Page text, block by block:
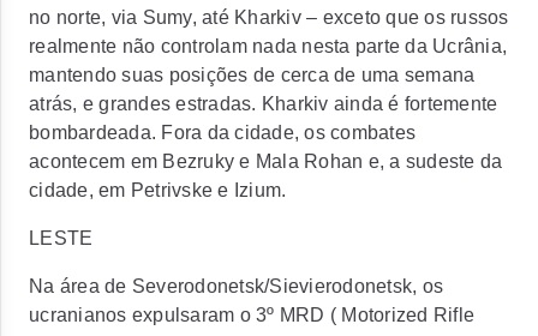
no norte, via Sumy, até Kharkiv – exceto que os russos
realmente não controlam nada nesta parte da Ucrânia,
mantendo suas posições de cerca de uma semana
atrás, e grandes estradas. Kharkiv ainda é fortemente
bombardeada. Fora da cidade, os combates
acontecem em Bezruky e Mala Rohan e, a sudeste da
cidade, em Petrivske e Izium.
LESTE
Na área de Severodonetsk/Sievierodonetsk, os
ucranianos expulsaram o 3º MRD ( Motorized Rifle